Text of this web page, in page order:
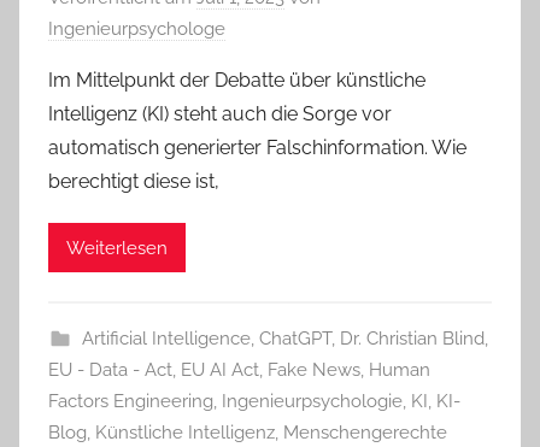
Ingenieurpsychologe
Im Mittelpunkt der Debatte über künstliche
Intelligenz (KI) steht auch die Sorge vor
automatisch generierter Falschinformation. Wie
berechtigt diese ist,
Weiterlesen
Artificial Intelligence, ChatGPT, Dr. Christian Blind,
EU - Data - Act, EU AI Act, Fake News, Human
Factors Engineering, Ingenieurpsychologie, KI, KI-
Blog, Künstliche Intelligenz, Menschengerechte